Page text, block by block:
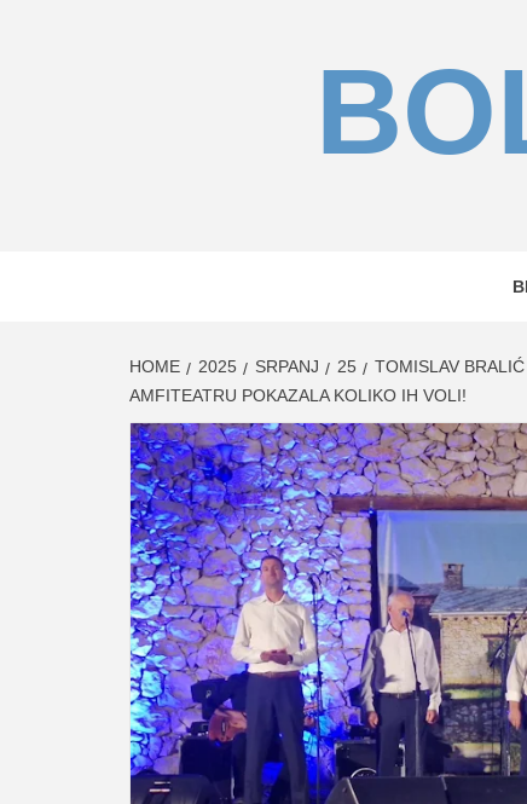
HOME 2025 SRPANJ 25
TOMISLAV
AMFITEATRU POKAZALA KOLIKO IH VOLI!